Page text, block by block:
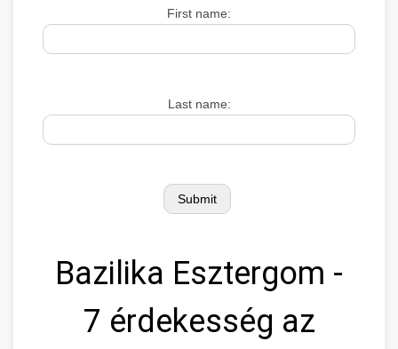
First name:
Last name:
Bazilika Esztergom -
7 érdekesség az